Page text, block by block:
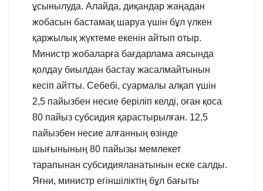
ұсынылуда. Алайда, диқандар жаңадан
жобасын бастамақ шаруа үшін бұл үлкен
қаржылық жүктеме екенін айтып отыр.
Министр жобаларға бағдарлама аясында
қолдау биылдан бастау жасалмайтынын
кесіп айтты. Себебі, суармалы алқап үшін
2,5 пайызбен несие беріліп келді, оған қоса
80 пайыз субсидия қарастырылған. 12,5
пайызбен несие алғанның өзінде
шығынының 80 пайызы мемлекет
тарапынан субсидияланатынын еске салды.
Яғни, министр егіншіліктің бұл бағыты